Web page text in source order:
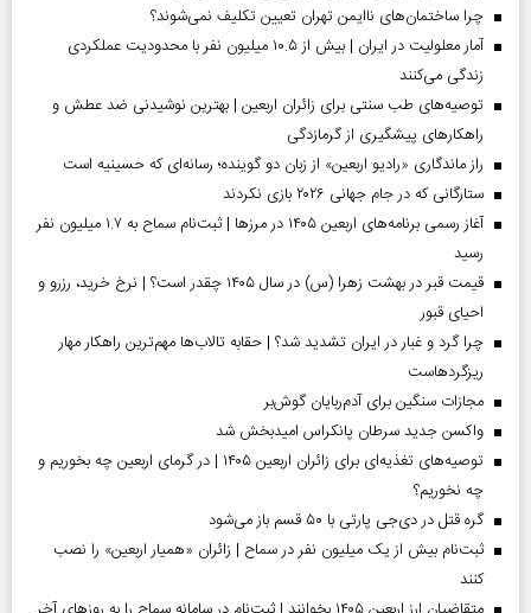
چرا ساختمان‌های ناایمن تهران تعیین تکلیف نمی‌شوند؟
آمار معلولیت در ایران | بیش از ۱۰.۵ میلیون نفر با محدودیت عملکردی
زندگی می‌کنند
توصیه‌های طب سنتی برای زائران اربعین | بهترین نوشیدنی ضد عطش و
راهکارهای پیشگیری از گرمازدگی
راز ماندگاری «رادیو اربعین» از زبان دو گوینده؛ رسانه‌ای که حسینیه است
ستارگانی که در جام جهانی ۲۰۲۶ بازی نکردند
آغاز رسمی برنامه‌های اربعین ۱۴۰۵ در مرز‌ها | ثبت‌نام سماح به ۱.۷ میلیون نفر
رسید
قیمت قبر در بهشت زهرا (س) در سال ۱۴۰۵ چقدر است؟ | نرخ خرید، رزرو و
احیای قبور
چرا گرد و غبار در ایران تشدید شد؟ | حقابه تالاب‌ها مهم‌ترین راهکار مهار
ریزگردهاست
مجازات سنگین برای آدم‌ربایان گوش‌بر
واکسن جدید سرطان پانکراس امیدبخش شد
توصیه‌های تغذیه‌ای برای زائران اربعین ۱۴۰۵ | در گرمای اربعین چه بخوریم و
چه نخوریم؟
گره قتل در دی‌جی پارتی با ۵۰ قسم باز می‌شود
ثبت‌نام بیش از یک میلیون نفر در سماح | زائران «همیار اربعین» را نصب
کنند